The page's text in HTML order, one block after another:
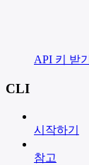
API 키 받기
CLI
시작하기
참고